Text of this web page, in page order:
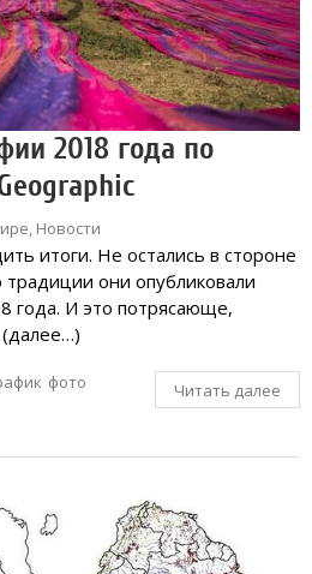
2018 года по
, Новости
итоги. Не остались в стороне
они опубликовали
года. И это потрясающе,
(далее…)
фото Читать далее